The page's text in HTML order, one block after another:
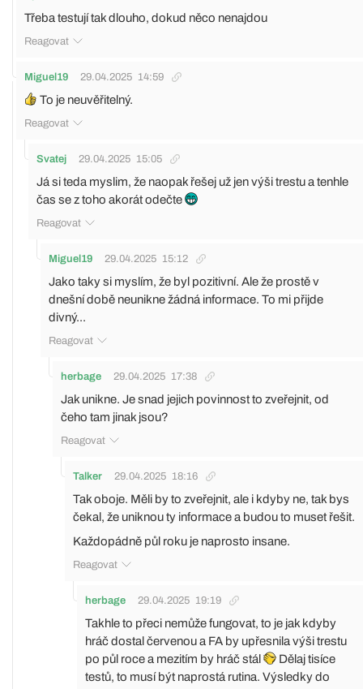
Třeba testují tak dlouho, dokud něco nenajdou
Reagovat
Miguel19 29.04.2025 14:59
To je neuvěřitelný.
Reagovat
Svatej 29.04.2025 15:05
Já si teda myslim, že naopak řešej už jen výši trestu a tenhle
čas se z toho akorát odečte
Reagovat
Miguel19 29.04.2025 15:12
Jako taky si myslím, že byl pozitivní. Ale že prostě v
dnešní době neunikne žádná informace. To mi přijde
divný...
Reagovat
herbage 29.04.2025 17:38
Jak unikne. Je snad jejich povinnost to zveřejnit, od
čeho tam jinak jsou?
Reagovat
Talker 29.04.2025 18:16
Tak oboje. Měli by to zveřejnit, ale i kdyby ne, tak bys
čekal, že uniknou ty informace a budou to muset řešit.
Každopádně půl roku je naprosto insane.
Reagovat
herbage 29.04.2025 19:19
Takhle to přeci nemůže fungovat, to je jak kdyby
hráč dostal červenou a FA by upřesnila výši trestu
po půl roce a mezitím by hráč stál
Dělaj tisíce
testů, to musí být naprostá rutina. Výsledky do